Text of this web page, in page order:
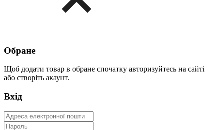
Обране
Щоб додати товар в обране спочатку авторизуйтесь на сайті
або створіть акаунт.
Вхід